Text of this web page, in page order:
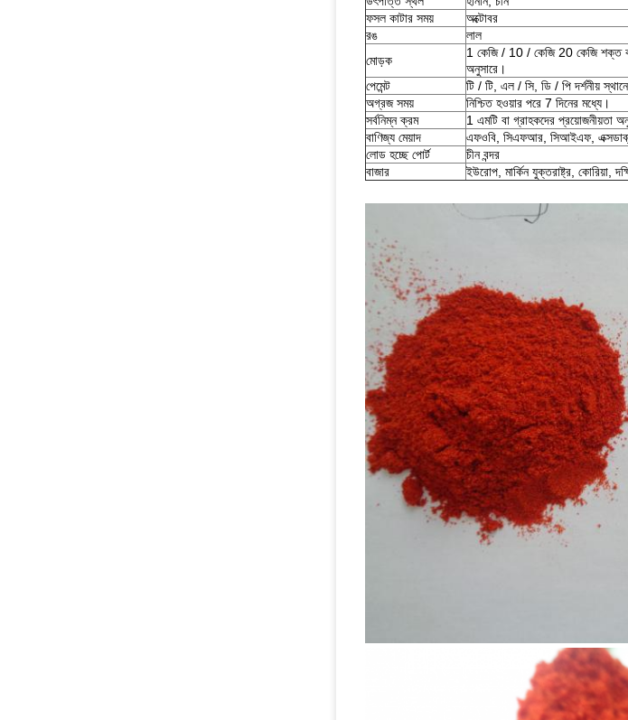
ফসল কাটার সময়
অক্টোবর
রঙ
লাল
মোড়ক
1 কেজি / 10 / কেজি 20 কেজি শক্ত
অনুসারে।
পেমেন্ট
টি / টি, এল / সি, ডি / পি দর্শনীয় স্থানে
অগ্রজ সময়
নিশ্চিত হওয়ার পরে 7 দিনের মধ্যে।
সর্বনিম্ন ক্রম
1 এমটি বা গ্রাহকদের প্রয়োজনীয়তা
বাণিজ্য মেয়াদ
এফওবি, সিএফআর, সিআইএফ,
লোড হচ্ছে পোর্ট
চীন বন্দর
বাজার
ইউরোপ, মার্কিন যুক্তরাষ্ট্র, কোরিয়া,